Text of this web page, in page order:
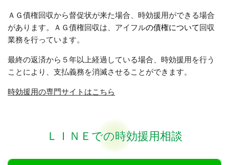
ＡＧ債権回収から督促状が来た場合、時効援用ができる場合
があります。ＡＧ債権回収は、アイフルの債権について回収
業務を行っています。
最終の返済から５年以上経過している場合、時効援用を行う
ことにより、支払義務を消滅させることができます。
時効援用の専門サイトはこちら
ＬＩＮＥでの時効援用相談